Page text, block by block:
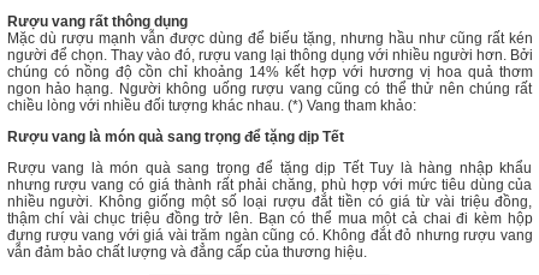
Rượu vang rất thông dụng
Mặc dù rượu mạnh vẫn được dùng để biếu tặng, nhưng hầu như cũng rất kén
người để chọn. Thay vào đó, rượu vang lại thông dụng với nhiều người hơn. Bởi
chúng có nồng độ cồn chỉ khoảng 14% kết hợp với hương vị hoa quả thơm
ngon hảo hạng. Người không uống rượu vang cũng có thể thử nên chúng rất
chiều lòng với nhiều đối tượng khác nhau. (*) Vang tham khảo:
Rượu vang là món quà sang trọng để tặng dịp Tết
Rượu vang là món quà sang trọng để tặng dịp Tết Tuy là hàng nhập khẩu
nhưng rượu vang có giá thành rất phải chăng, phù hợp với mức tiêu dùng của
nhiều người. Không giống một số loại rượu đắt tiền có giá từ vài triệu đồng,
thậm chí vài chục triệu đồng trở lên. Bạn có thể mua một cả chai đi kèm hộp
đựng rượu vang với giá vài trăm ngàn cũng có. Không đắt đỏ nhưng rượu vang
vẫn đảm bảo chất lượng và đẳng cấp của thương hiệu.